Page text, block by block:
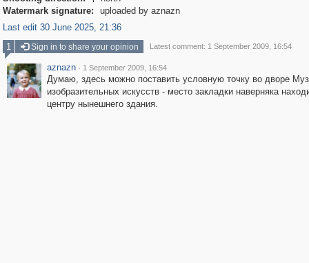
Watermark signature:
uploaded by aznazn
Last edit 30 June 2025, 21:36
1
Sign in to share your opinion Latest comment: 1 September 2009, 16:54
aznazn · 1 September 2009, 16:54
Думаю, здесь можно поставить условную точку во дворе
изобразительных искусств - место закладки наверняка
центру нынешнего здания.